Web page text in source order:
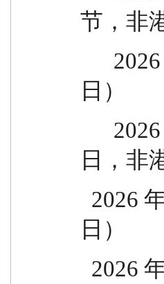
节，非
日）
日，非
日）